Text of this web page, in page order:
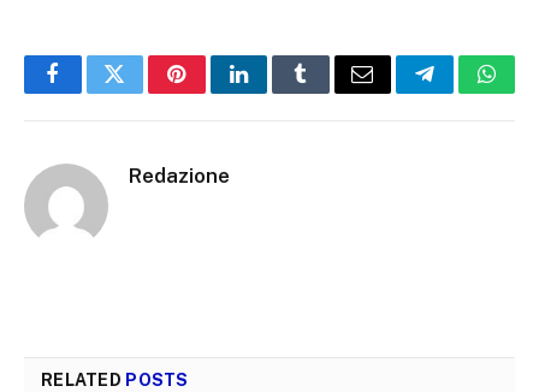
FacebookTwitterPinterestLinkedInTumblrEmail Telegram
Redazione
RELATED POSTS